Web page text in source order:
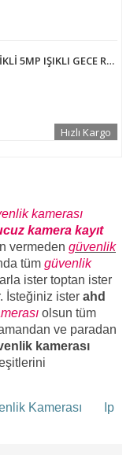
4 KAMERALI WIFI ÖZELLİKLİ 5MP IŞIKLI GECE RENKLİ SESLİ 3 TB HDD DAHİL AHD GÜVENLİK SETİ- ST-5430WS
Hızlı Kargo
kamerası
kamera kayıt
vermeden güvenlik
tüm güvenlik
ister toptan ister
İsteğiniz ister ahd
olsun tüm
ve paradan
kamerası
Kamerası
Ip